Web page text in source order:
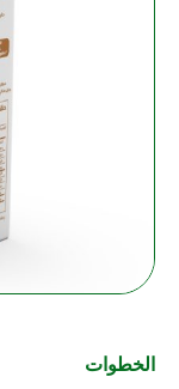
الخطوات